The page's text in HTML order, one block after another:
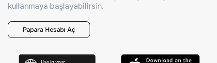
kullanmaya başlayabilirsin.
Papara Hesabı Aç